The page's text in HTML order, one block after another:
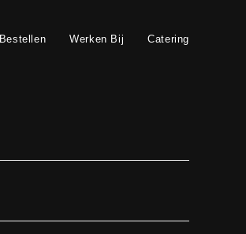
Bestellen Werken Bij Catering